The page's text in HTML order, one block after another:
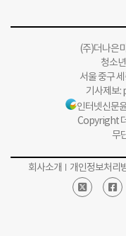
(주)더나은
청소
서울 중구
기사제보:
인터넷신문
Copyright
무
회사소개 개인정보처리